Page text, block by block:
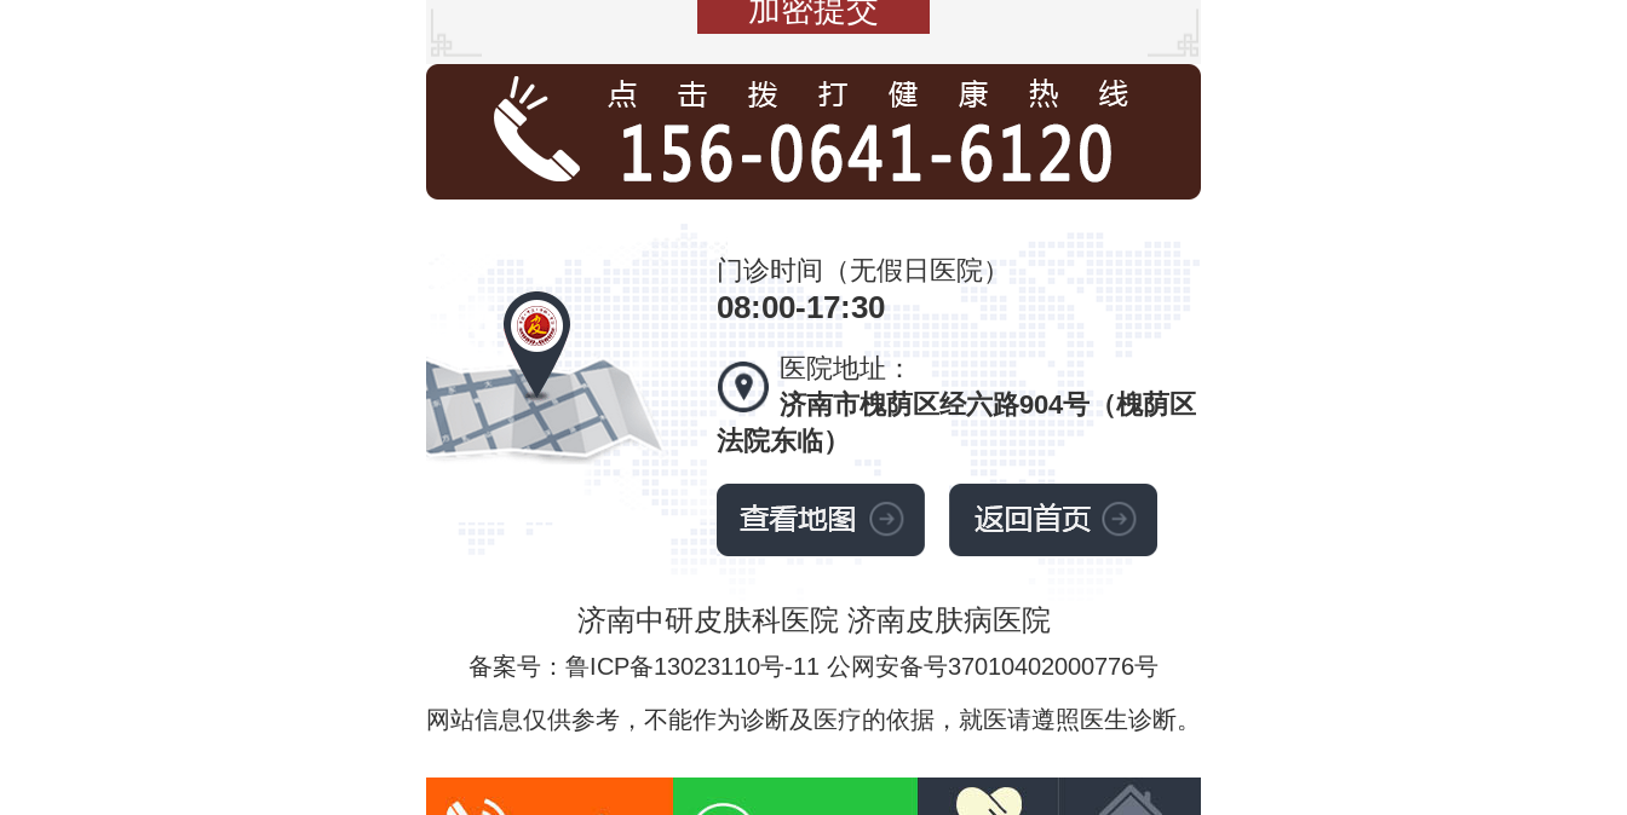
门诊时间（无假日医院）
08:00-17:30
医院地址：
济南市槐荫区经六路904号（槐荫区
法院东临）
济南中研皮肤科医院 济南皮肤病医院
备案号：鲁ICP备13023110号-11 公网安备号37010402000776号
网站信息仅供参考，不能作为诊断及医疗的依据，就医请遵照医生诊断。